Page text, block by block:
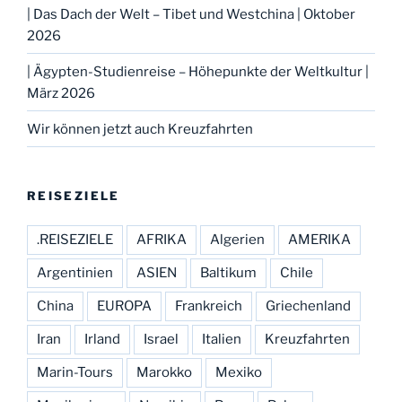
| Das Dach der Welt – Tibet und Westchina | Oktober
2026
| Ägypten-Studienreise – Höhepunkte der Weltkultur |
März 2026
Wir können jetzt auch Kreuzfahrten
REISEZIELE
.REISEZIELE AFRIKA Algerien AMERIKA
Argentinien ASIEN Baltikum Chile
China EUROPA Frankreich Griechenland
Iran Irland Israel Italien Kreuzfahrten
Marin-Tours Marokko Mexiko